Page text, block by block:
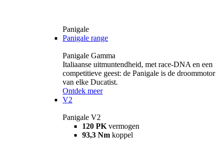
Panigale
Panigale range
Panigale Gamma
Italiaanse uitmuntendheid, met race-DNA en een
competitieve geest: de Panigale is de droommotor
van elke Ducatist.
Ontdek meer
V2
Panigale V2
120 PK vermogen
93,3 Nm koppel